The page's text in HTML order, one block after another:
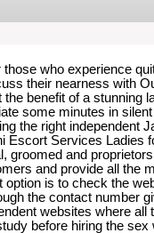
who experience
their nearness with
benefit of a stunning
some minutes in
the right independent
Escort Services Ladies
groomed and
and provide all the
is to check the
the contact number
before hiring the sex